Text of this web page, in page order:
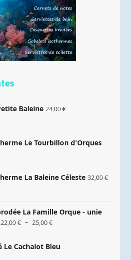
Baleine 24,00€
Le Tourbillon d'Orques
La Baleine Céleste 32,00€
La Famille Orque - unie
22,00€ – 25,00€Plage
Le Cachalot Bleu